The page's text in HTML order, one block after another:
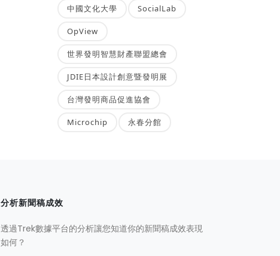
中國文化大學 SocialLab
OpView
世界發明智慧財產聯盟總會
JDIE日本設計創意暨發明展
台灣發明商品促進協會
Microchip 永春分館
分析新聞稿成效
透過Trek數據平台的分析讓您知道你的新聞稿成效表現
如何？